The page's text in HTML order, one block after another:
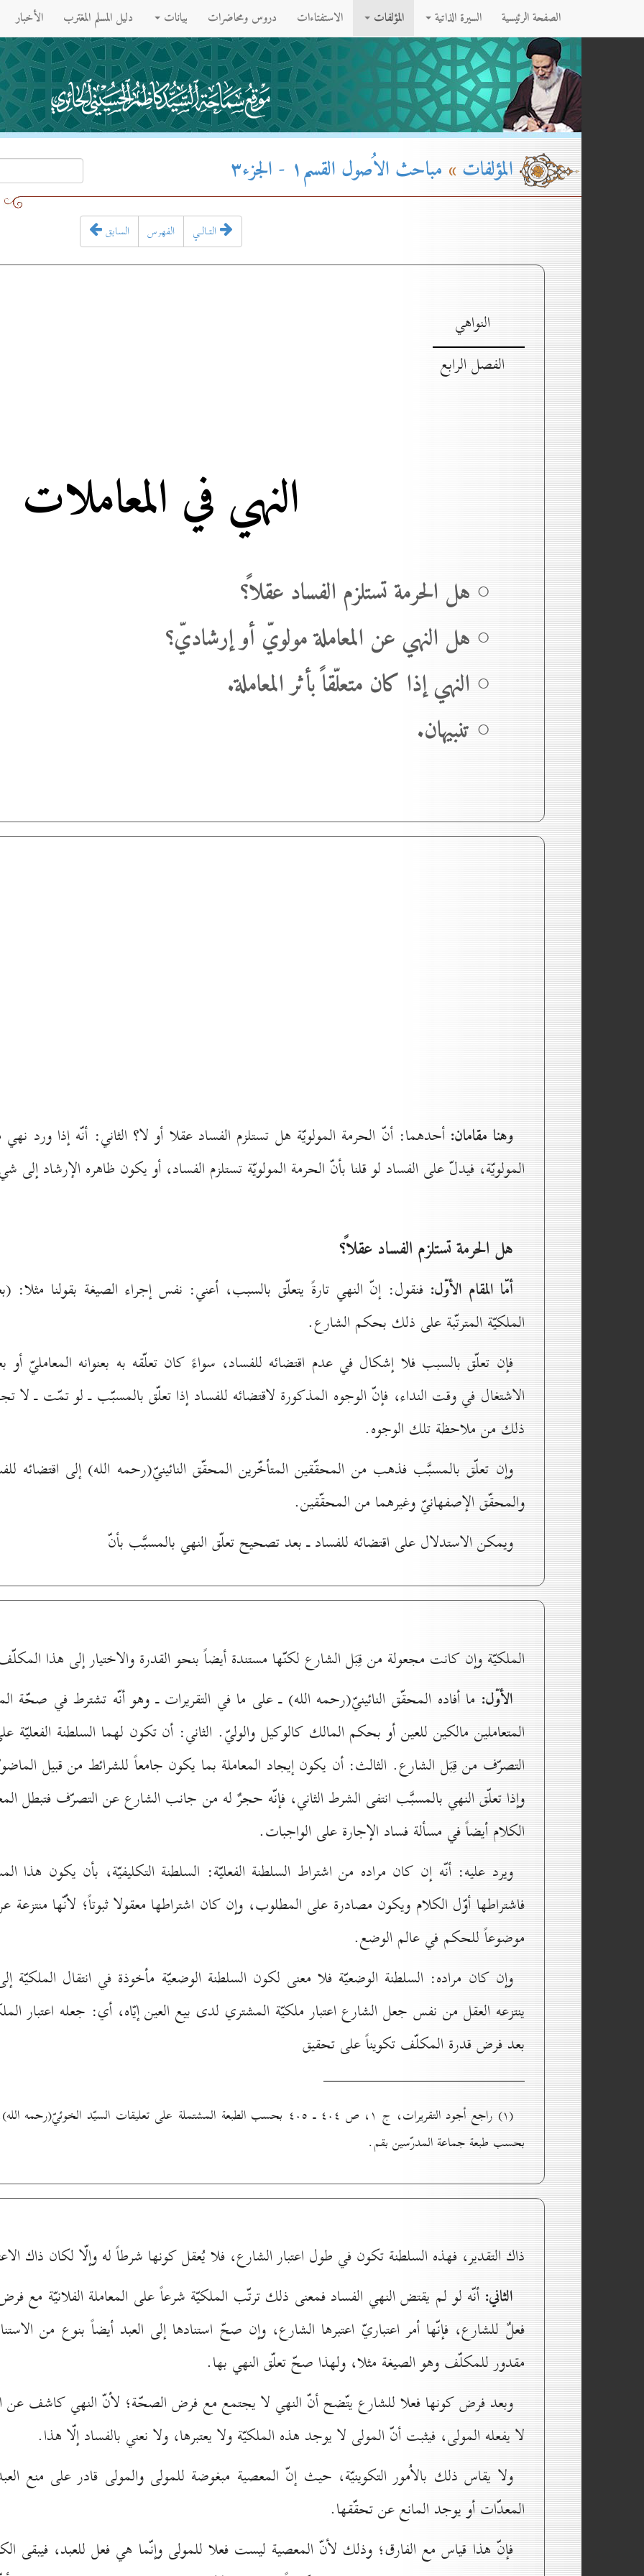
الصفحة الرئيسية السيرة الذاتية المؤلفات الاستفتاءات دروس ومحاضرات بيانات دليل المسلم المغترب الأخبار
المؤلفات»مباحث الاُصول القسم۱ - الجزء۳
السابق الفهرس التـالـي
النواهي
الفصل الرابع
النهي في المعاملات
○ هل الحرمة تستلزم الفساد عقلاً؟
○ هل النهي عن المعاملة مولويّ أو إرشاديّ؟
○ النهي إذا كان متعلّقاً بأثر المعاملة.
○ تنبيهان.
وهنا مقامان: أحدهما: أنّ الحرمة المولويّة هل تستلزم الفساد عقلا أو لا؟ الثاني: أنّه إذا ورد نهي
المولويّة، فيدلّ على الفساد لو قلنا بأنّ الحرمة المولويّة تستلزم الفساد، أو يكون ظاهره الإرشاد إلى
هل الحرمة تستلزم الفساد عقلاً؟
أمّا المقام الأوّل: فنقول: إنّ النهي تارةً يتعلّق بالسبب، أعني: نفس إجراء الصيغة بقولنا
الملكيّة المترتّبة على ذلك بحكم الشارع.
فإن تعلّق بالسبب فلا إشكال في عدم اقتضائه للفساد، سواءً كان تعلّقه به بعنوانه المعامليّ
الاشتغال في وقت النداء، فإنّ الوجوه المذكورة لاقتضائه للفساد إذا تعلّق بالمسبّب ـ لو تمّت ـ
ذلك من ملاحظة تلك الوجوه.
وإن تعلّق بالمسبَّب فذهب من المحقّقين المتأخّرين المحقّق النائينيّ(رحمه الله) إلى اقتضائه
والمحقّق الإصفهانيّ وغيرهما من المحقّقين.
ويمكن الاستدلال على اقتضائه للفساد ـ بعد تصحيح تعلّق النهي بالمسبَّب بأنّ
الملكيّة وإن كانت مجعولة من قِبَل الشارع لكنّها مستندة أيضاً بنحو القدرة والاختيار إلى هذا
الأوّل: ما أفاده المحقّق النائينيّ(رحمه الله) ـ على ما في التقريرات ـ وهو أنّه تشترط في صحّة
المتعاملين مالكين للعين أو بحكم المالك كالوكيل والوليّ. الثاني: أن تكون لهما السلطنة
التصرّف من قِبَل الشارع. الثالث: أن يكون إيجاد المعاملة بما يكون جامعاً للشرائط من قبيل
وإذا تعلّق النهي بالمسبَّب انتفى الشرط الثاني، فإنّه حجرٌ له من جانب الشارع عن التصرّف فتبطل
الكلام أيضاً في مسألة فساد الإجارة على الواجبات.
ويرد عليه: أنّه إن كان مراده من اشتراط السلطنة الفعليّة: السلطنة التكليفيّة، بأن يكون هذا
فاشتراطها أوّل الكلام ويكون مصادرة على المطلوب، وإن كان اشتراطها معقولا ثبوتاً؛ لأنّها
موضوعاً للحكم في عالم الوضع.
وإن كان مراده: السلطنة الوضعيّة فلا معنى لكون السلطنة الوضعيّة مأخوذة في انتقال الملكيّة
ينتزعه العقل من نفس جعل الشارع اعتبار ملكيّة المشتري لدى بيع العين إيّاه، أي: جعله اعتبار
بعد فرض قدرة المكلّف تكويناً على تحقيق
بحسب طبعة جماعة المدرّسين بقم.
ذاك التقدير، فهذه السلطنة تكون في طول اعتبار الشارع، فلا يُعقل كونها شرطاً له وإلّا لكان ذاك
الثاني: أنّه لو لم يقتض النهي الفساد فمعنى ذلك ترتّب الملكيّة شرعاً على المعاملة الفلانيّة مع
فعلٌ للشارع، فإنّها أمر اعتباريّ اعتبرها الشارع، وإن صحّ استنادها إلى العبد أيضاً بنوع من
مقدور للمكلّف وهو الصيغة مثلا، ولهذا صحّ تعلّق النهي بها.
وبعد فرض كونها فعلا للشارع يتّضح أنّ النهي لا يجتمع مع فرض الصحّة؛ لأنّ النهي كاشف عن
لا يفعله المولى، فيثبت أنّ المولى لا يوجد هذه الملكيّة ولا يعتبرها، ولا نعني بالفساد إلّا هذا.
ولا يقاس ذلك بالاُمور التكوينيّة، حيث إنّ المعصية مبغوضة للمولى والمولى قادر على منع
المعدّات أو يوجد المانع عن تحقّقها.
فإنّ هذا قياس مع الفارق؛ وذلك لأنّ المعصية ليست فعلا للمولى وإنّما هي فعل للعبد، فيبقى